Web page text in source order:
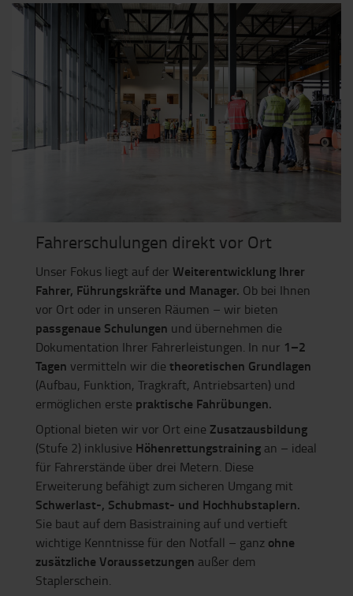
Fahrerschulungen direkt vor Ort
Unser Fokus liegt auf der Weiterentwicklung Ihrer
Fahrer, Führungskräfte und Manager. Ob bei Ihnen
vor Ort oder in unseren Räumen – wir bieten
passgenaue Schulungen und übernehmen die
Dokumentation Ihrer Fahrerleistungen. In nur 1–2
Tagen vermitteln wir die theoretischen Grundlagen
(Aufbau, Funktion, Tragkraft, Antriebsarten) und
ermöglichen erste praktische Fahrübungen.
Optional bieten wir vor Ort eine Zusatzausbildung
(Stufe 2) inklusive Höhenrettungstraining an – ideal
für Fahrerstände über drei Metern. Diese
Erweiterung befähigt zum sicheren Umgang mit
Schwerlast-, Schubmast- und Hochhubstaplern.
Sie baut auf dem Basistraining auf und vertieft
wichtige Kenntnisse für den Notfall – ganz ohne
zusätzliche Voraussetzungen außer dem
Staplerschein.